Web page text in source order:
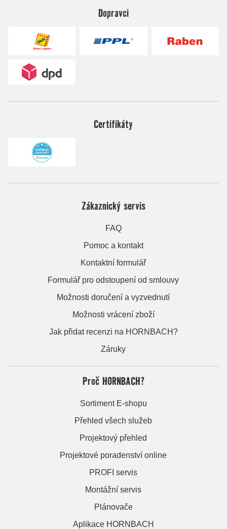
Dopravci
Certifikáty
Zákaznický servis
FAQ
Pomoc a kontakt
Kontaktní formulář
Formulář pro odstoupení od smlouvy
Možnosti doručení a vyzvednutí
Možnosti vrácení zboží
Jak přidat recenzi na HORNBACH?
Záruky
Proč HORNBACH?
Sortiment E-shopu
Přehled všech služeb
Projektový přehled
Projektové poradenství online
PROFI servis
Montážní servis
Plánovače
Aplikace HORNBACH